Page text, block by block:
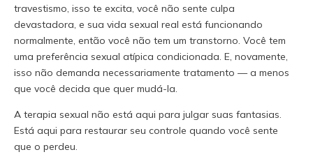
travestismo, isso te excita, você não sente culpa
devastadora, e sua vida sexual real está funcionando
normalmente, então você não tem um transtorno. Você tem
uma preferência sexual atípica condicionada. E, novamente,
isso não demanda necessariamente tratamento — a menos
que você decida que quer mudá-la.
A terapia sexual não está aqui para julgar suas fantasias.
Está aqui para restaurar seu controle quando você sente
que o perdeu.